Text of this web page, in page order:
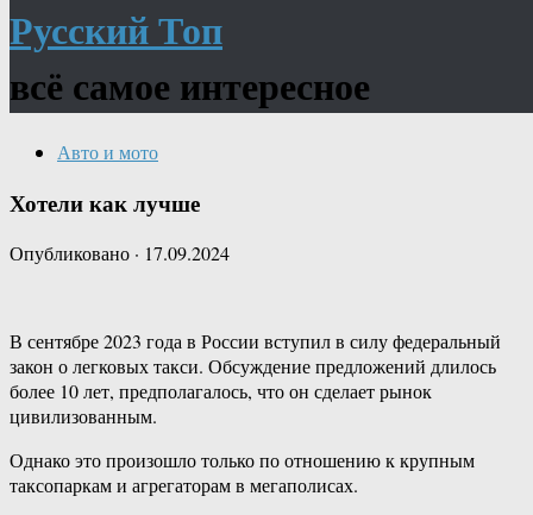
Русский Топ
всё самое интересное
Авто и мото
Хотели как лучше
Опубликовано · 17.09.2024
В сентябре 2023 года в России вступил в силу федеральный
закон о легковых такси. Обсуждение предложений длилось
более 10 лет, предполагалось, что он сделает рынок
цивилизованным.
Однако это произошло только по отношению к крупным
таксопаркам и агрегаторам в мегаполисах.